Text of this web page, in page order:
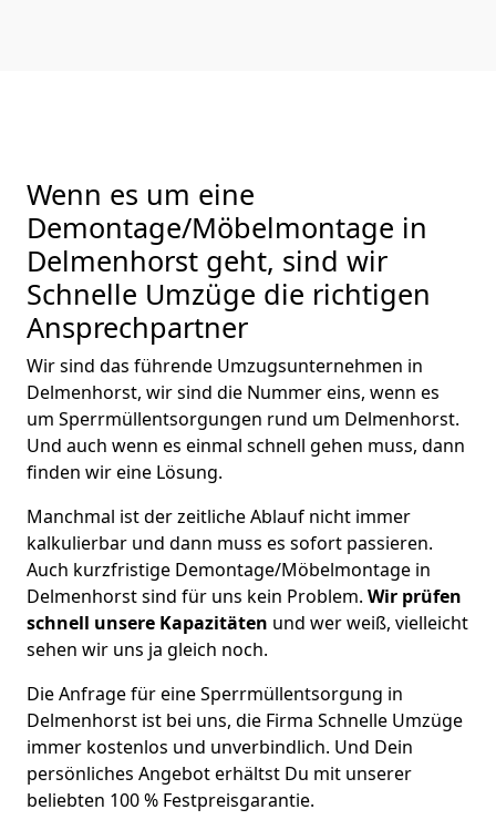
Wenn es um eine
Demontage/Möbelmontage in
Delmenhorst geht, sind wir
Schnelle Umzüge die richtigen
Ansprechpartner
Wir sind das führende Umzugsunternehmen in
Delmenhorst, wir sind die Nummer eins, wenn es
um Sperrmüllentsorgungen rund um Delmenhorst.
Und auch wenn es einmal schnell gehen muss, dann
finden wir eine Lösung.
Manchmal ist der zeitliche Ablauf nicht immer
kalkulierbar und dann muss es sofort passieren.
Auch kurzfristige Demontage/Möbelmontage in
Delmenhorst sind für uns kein Problem. Wir prüfen
schnell unsere Kapazitäten und wer weiß, vielleicht
sehen wir uns ja gleich noch.
Die Anfrage für eine Sperrmüllentsorgung in
Delmenhorst ist bei uns, die Firma Schnelle Umzüge
immer kostenlos und unverbindlich. Und Dein
persönliches Angebot erhältst Du mit unserer
beliebten 100 % Festpreisgarantie.